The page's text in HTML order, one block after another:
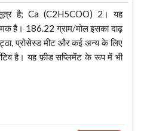
है; Ca (C2H5COO) 2। यह
है। 186.22 ग्राम/मोल इसका दाढ़
प्रोसेस्ड मीट और कई अन्य के लिए
है। यह फ़ीड सप्लिमेंट के रूप में भी